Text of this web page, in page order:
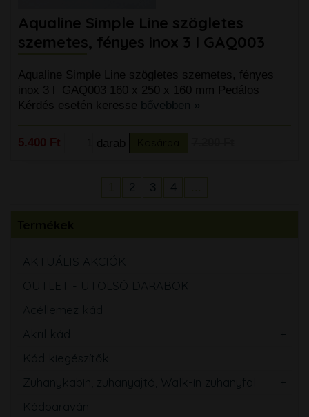
Aqualine Simple Line szögletes
szemetes, fényes inox 3 l GAQ003
Aqualine Simple Line szögletes szemetes, fényes
inox 3 l GAQ003 160 x 250 x 160 mm Pedálos
Kérdés esetén keresse bővebben »
5.400 Ft darab
2 3 4
AKTUÁLIS AKCIÓK
OUTLET - UTOLSÓ DARABOK
Acéllemez kád
Akril kád
Kád kiegészítők
Zuhanykabin, zuhanyajtó, Walk-in zuhanyfal
Kádparaván